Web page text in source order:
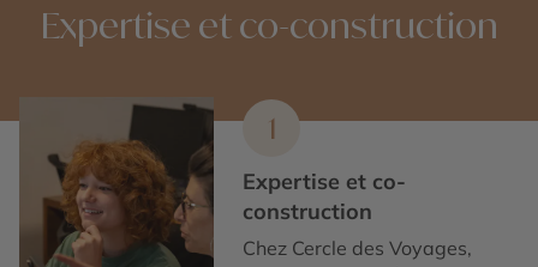
Expertise et co-construction
1
Expertise et co-
construction
Chez Cercle des Voyages,